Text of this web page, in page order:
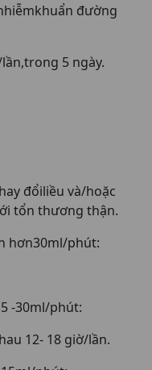
đường
5 ngày.
đổiliều và/hoặc
tổn thương thận.
hơn30ml/phút:
-30ml/phút:
12- 18 giờ/lần.